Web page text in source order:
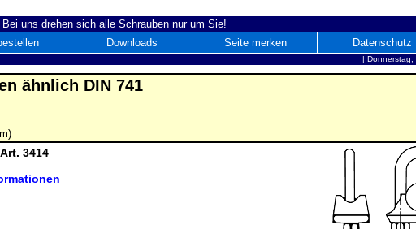
Bei uns drehen sich alle Schrauben nur um Sie!
Downloads Seite merken Datenschutz
|
ähnlich DIN 741
3414